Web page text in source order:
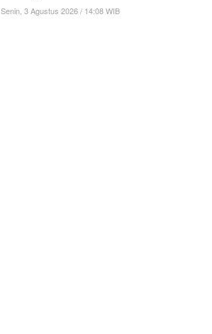
Senin, 3 Agustus 2026 / 14:08 WIB